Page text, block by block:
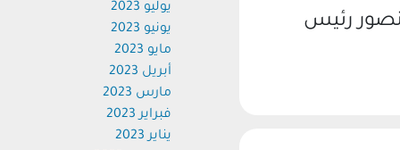
رئيس
يوليو 2023
يونيو 2023
مايو 2023
أبريل 2023
مارس 2023
فبراير 2023
يناير 2023